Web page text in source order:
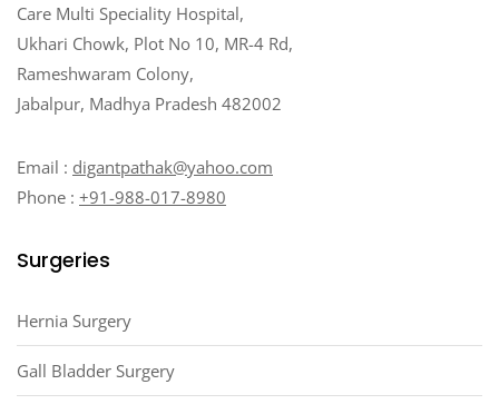
Care Multi Speciality Hospital,
Ukhari Chowk, Plot No 10, MR-4 Rd,
Rameshwaram Colony,
Jabalpur, Madhya Pradesh 482002
Email : digantpathak@yahoo.com
Phone : +91-988-017-8980
Surgeries
Hernia Surgery
Gall Bladder Surgery